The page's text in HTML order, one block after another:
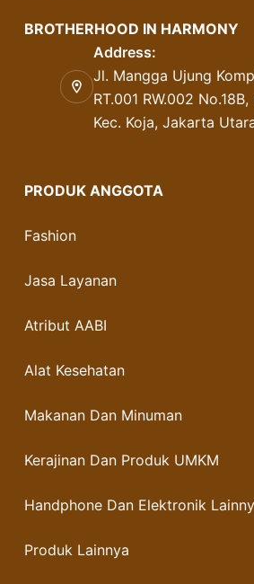
BROTHERHOOD IN HARMONY
Address:
Jl. Mangga Ujung
RT.001 RW.002
Kec. Koja, Jakarta
PRODUK ANGGOTA
Fashion
Jasa Layanan
Atribut AABI
Alat Kesehatan
Makanan Dan Minuman
Kerajinan Dan Produk UMKM
Handphone Dan Elektronik
Produk Lainnya